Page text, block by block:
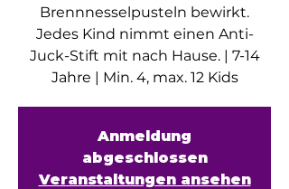
Brennnesselpusteln bewirkt.
Jedes Kind nimmt einen Anti-
Juck-Stift mit nach Hause. | 7-14
Jahre | Min. 4, max. 12 Kids
Anmeldung
abgeschlossen
Veranstaltungen ansehen